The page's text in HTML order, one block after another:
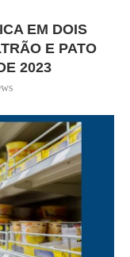
EM DOIS
E PATO
2023